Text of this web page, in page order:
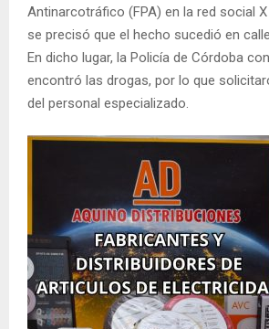
Antinarcotráfico (FPA) en la red social
se precisó que el hecho sucedió en
En dicho lugar, la Policía de Córdoba
encontró las drogas, por lo que
del personal especializado.